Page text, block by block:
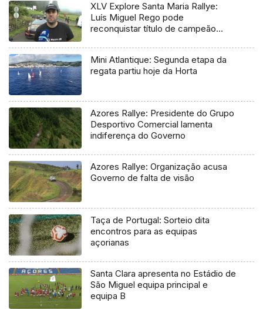
XLV Explore Santa Maria Rallye:
Luís Miguel Rego pode
reconquistar título de campeão
Mini Atlantique: Segunda etapa da
regata partiu hoje da Horta
Azores Rallye: Presidente do Grupo
Desportivo Comercial lamenta
indiferença do Governo
Azores Rallye: Organização acusa
Governo de falta de visão
Taça de Portugal: Sorteio dita
encontros para as equipas
açorianas
Santa Clara apresenta no Estádio de
São Miguel equipa principal e
equipa B